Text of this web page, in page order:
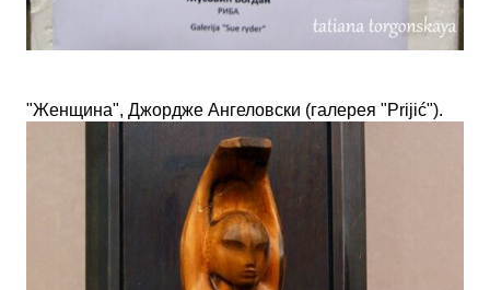
"Женщина", Джордже Ангеловски (галерея "Prijić").